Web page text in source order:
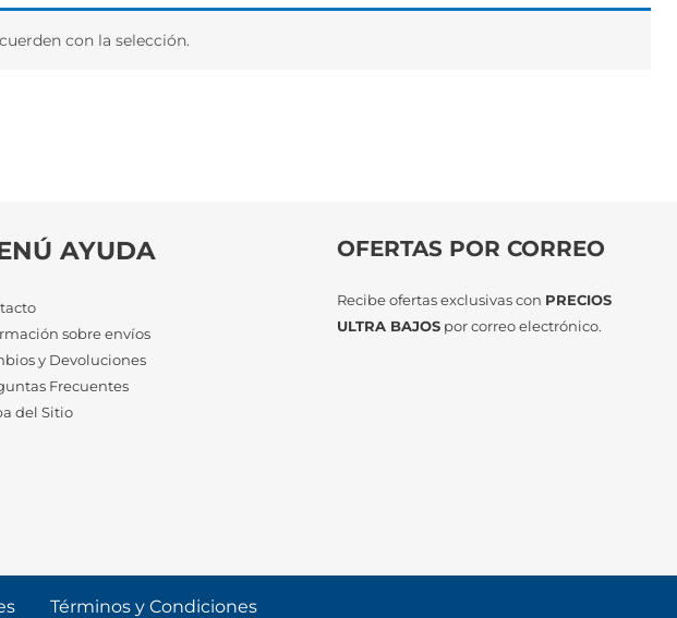
con la selección.
AYUDA
sobre envíos
y Devoluciones
Frecuentes
del Sitio
OFERTAS POR CORREO
Recibe ofertas exclusivas con PRECIOS
ULTRA BAJOSpor correo electrónico.
Términos y Condiciones